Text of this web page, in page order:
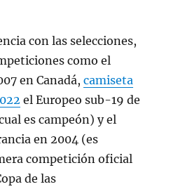
con las selecciones,
como el
en Canadá,camiseta
el Europeo sub-19 de
es campeón) y el
en 2004 (es
competición oficial
de las